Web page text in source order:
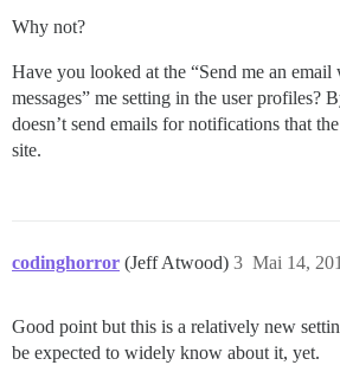
Why not?
Have you looked at the “Send me an email
messages” me setting in the user profiles?
doesn’t send emails for notifications that
site.
codinghorror (Jeff Atwood) Mai 14,
3
Good point but this is a relatively new
be expected to widely know about it, yet.